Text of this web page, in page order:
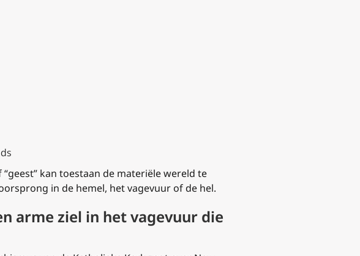
kan toestaan ​​de materiële wereld te
in de hemel, het vagevuur of de hel.
arme ziel in het vagevuur die